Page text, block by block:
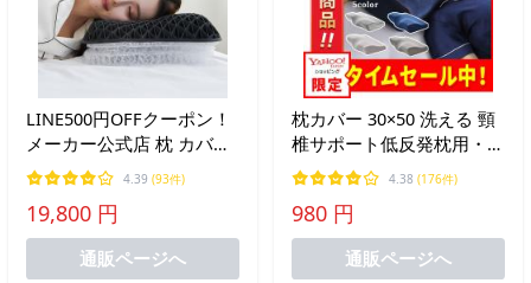
LINE500円OFFクーポン！
メーカー公式店 枕 カバー
付 ヒツジのいらない枕 調
律 まくら 肩こり 洗える
低反発 高反発 低め 高さ調
節 首こり 安眠枕 通気性
4.39 (93件)
19,800 円
通販ページへ
枕カバー 30×50 洗える 頸
椎サポート低反発枕用・ジ
ェル枕用専用カバー（枕本
体は付属していません）
4.38 (176件)
980 円
通販ページへ